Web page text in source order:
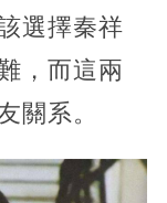
選擇秦祥
，而這兩
關系。